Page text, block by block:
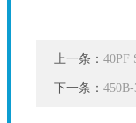
上一条： 40PF
下一条：